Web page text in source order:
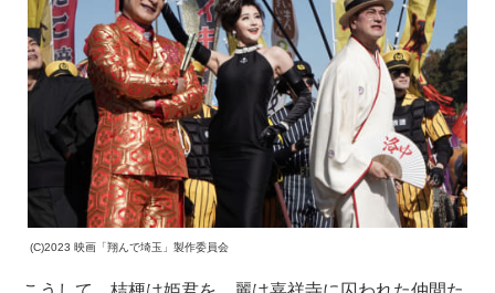
(C)2023 映画「翔んで埼玉」製作委員会